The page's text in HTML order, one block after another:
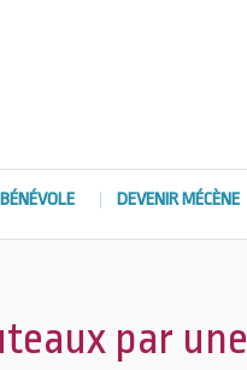
DEVENIR MÉCÈNE
par une